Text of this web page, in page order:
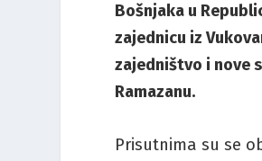
Bošnjaka u
zajednicu iz
zajedništvo i nove
Ramazanu.
Prisutnima su se